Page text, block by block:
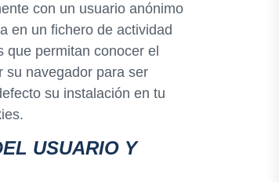
con un usuario anónimo
en un fichero de actividad
permitan conocer el
su navegador para ser
su instalación en tu
USUARIO Y